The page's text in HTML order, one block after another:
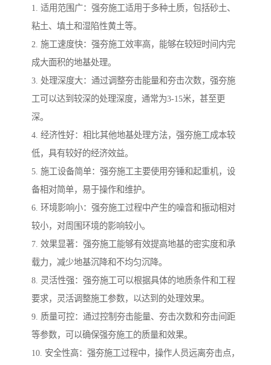
1. 适用范围广：强夯施工适用于多种土质，包括砂土、
粘土、填土和湿陷性黄土等。
2. 施工速度快：强夯施工效率高，能够在较短时间内完
成大面积的地基处理。
3. 处理深度大：通过调整夯击能量和夯击次数，强夯施
工可以达到较深的处理深度，通常为3-15米，甚至更
深。
4. 经济性好：相比其他地基处理方法，强夯施工成本较
低，具有较好的经济效益。
5. 施工设备简单：强夯施工主要使用夯锤和起重机，设
备相对简单，易于操作和维护。
6. 环境影响小：强夯施工过程中产生的噪音和振动相对
较小，对周围环境的影响较小。
7. 效果显著：强夯施工能够有效提高地基的密实度和承
载力，减少地基沉降和不均匀沉降。
8. 灵活性强：强夯施工可以根据具体的地质条件和工程
要求，灵活调整施工参数，以达到的处理效果。
9. 质量可控：通过控制夯击能量、夯击次数和夯击间距
等参数，可以确保强夯施工的质量和效果。
10. 安全性高：强夯施工过程中，操作人员远离夯击点，